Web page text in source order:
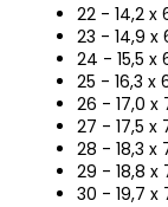
22 - 14,2 x
23 - 14,9 x
24 - 15,5 x
25 - 16,3 x
26 - 17,0 x
27 - 17,5 x
28 - 18,3 x
29 - 18,8 x
30 - 19,7 x